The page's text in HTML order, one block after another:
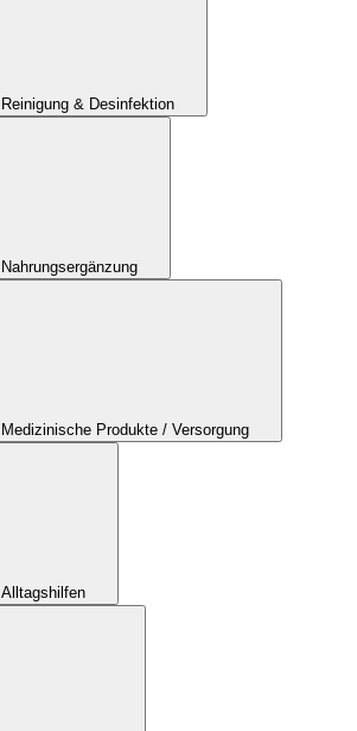
Reinigung & Desinfektion
Nahrungsergänzung
Medizinische Produkte / Versorgung
Alltagshilfen